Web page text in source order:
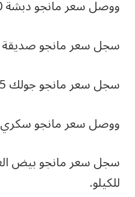
ووصل سعر مانجو دبشة 20 : 30 جنيهًا للكيلو.
سجل سعر مانجو صديقة 25 : 37 جنيها للكيلو.
سجل سعر مانجو جولك 25 : 37 جنيها للكيلو.
ووصل سعر مانجو سكري 30 : 50 جنيهًا للكيلو.
للكيلو.